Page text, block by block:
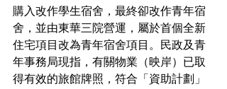
購入改作學生宿舍，最終卻改作青年宿
舍，並由東華三院營運，屬於首個全新
住宅項目改為青年宿舍項目。民政及青
年事務局現指，有關物業（映岸）已取
得有效的旅館牌照，符合「資助計劃」